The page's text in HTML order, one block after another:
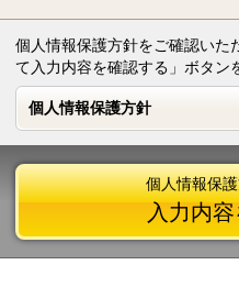
個人情報保護方針をご確認いた
て入力内容を確認する」ボタン
個人情報保護方針
個人情報保護方針
個人情報保
入力内